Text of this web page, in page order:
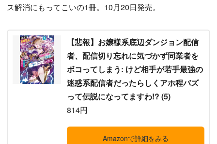
ス解消にもってこいの1冊。10月20日発売。
【悲報】お嬢様系底辺ダンジョン配信
者、配信切り忘れに気づかず同業者を
ボコってしまう: けど相手が若手最強の
迷惑系配信者だったらしくアホ程バズ
って伝説になってますわ!? (5)
814円
Amazonで詳細をみる